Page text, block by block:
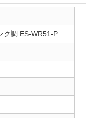
ク調 ES-WR51-P